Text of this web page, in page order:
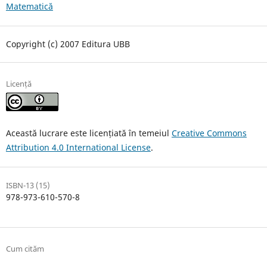
Matematică
Copyright (c) 2007 Editura UBB
Licență
Această lucrare este licențiată în temeiul Creative Commons
Attribution 4.0 International License.
ISBN-13 (15)
978-973-610-570-8
Cum cităm